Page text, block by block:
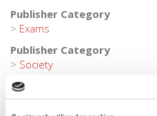
Publisher Category
> Exams
Publisher Category
> Society
BISAC Subject Heading
POL000000 POLITICAL SCIENCE